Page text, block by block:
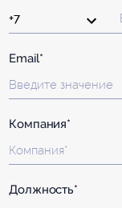
Email*
Компания*
Должность*